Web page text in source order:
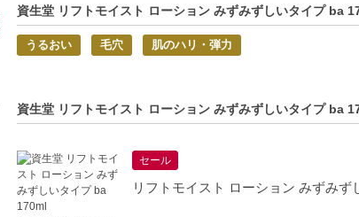
コラジェネシス(R)配合-肌のハリや潤いをサポートし、すこやか
デュウィタイプのテクスチャー-滑らかで肌になじみやすく、角
エチルアルコールフリー-敏感肌の方も使いやすい仕様で、肌への
肌のハリや艶が気になり、エイジングケアを始めたい方
資生堂 リフトモイスト ローション みずみずしいタイプ ba
うるおい 毛穴 肌のハリ・弾力
資生堂 リフトモイスト ローション みずみずしいタイプ ba
セール
リフトモイスト ローション みずみず